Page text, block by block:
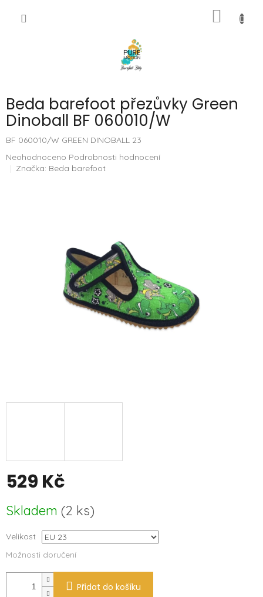
Beda barefoot přezůvky Green
Dinoball BF 060010/W
BF 060010/W GREEN DINOBALL 23
Průměrné
hodnocení
Neohodnoceno Podrobnosti hodnocení
Značka: Beda barefoot
529 Kč
cena:
Skladem (2 ks)
Velikost
Možnosti doručení
Přidat do košíku